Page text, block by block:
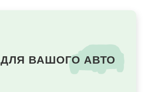
ДЛЯ ВАШОГО АВТО